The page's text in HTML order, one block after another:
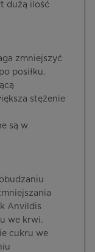
dużą ilość
zmniejszyć
posiłku.
stężenie
są w
Anvildis
we krwi.
cukru we